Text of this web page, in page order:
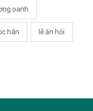
oanh
hân lễ ăn hỏi